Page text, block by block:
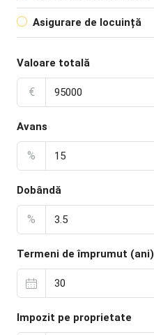
Asigurare de locuință
Valoare totală
€
Avans
%
Dobândă
%
Termeni de împrumut (ani)
Impozit pe proprietate